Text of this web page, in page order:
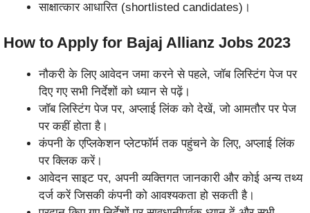
साक्षात्कार आधारित (shortlisted candidates)।
How to Apply for Bajaj Allianz Jobs 2023
नौकरी के लिए आवेदन जमा करने से पहले, जॉब लिस्टिंग पेज पर
दिए गए सभी निर्देशों को ध्यान से पढ़ें।
जॉब लिस्टिंग पेज पर, अप्लाई लिंक को देखें, जो आमतौर पर पेज
पर कहीं होता है।
कंपनी के एप्लिकेशन प्लेटफॉर्म तक पहुंचने के लिए, अप्लाई लिंक
पर क्लिक करें।
आवेदन साइट पर, अपनी व्यक्तिगत जानकारी और कोई अन्य तथ्य
दर्ज करें जिसकी कंपनी को आवश्यकता हो सकती है।